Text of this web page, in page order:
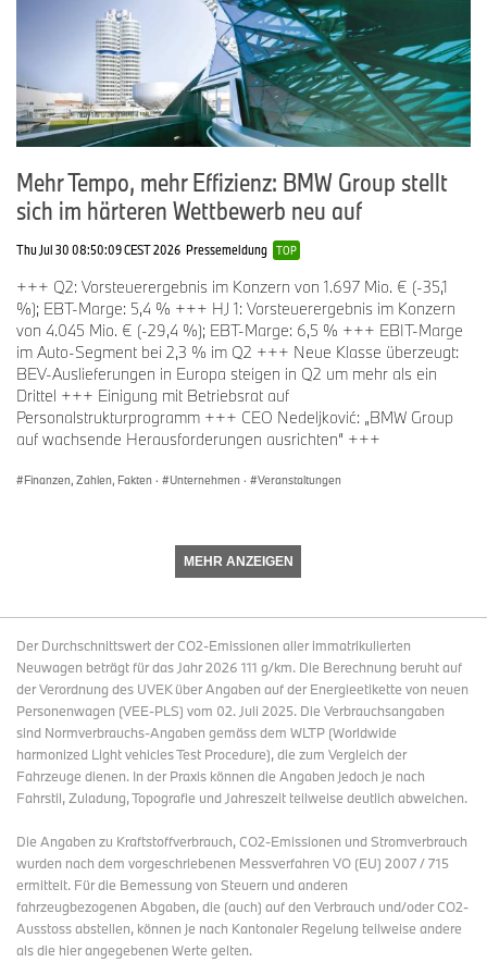
1.755 Mio. €(Q1/2025: 1.984 Mio. €;-11,5 %). Die
Forschungs-
und Entwicklungsquote (HGB)ging zurück auf5,7 %
(Q1/2025:
5,9 %). Wie geplant waren auch dieInvestitionenim ersten
Quartal mit1.723 Mio. €rückläufig (Q1/2025: 2.819 Mio. €; -38,9
%). DieInvestitionsquotebetrug2,0 %(Q1/2025: 3,6 %).
„Flexibilität und Umsetzungsgeschwindigkeit zählen zu den
Stärken der BMW Group. Die Neue Klasse, die stringente,
grundlegende Erneuerung unseres gesamten Fahrzeugportfolios
innerhalb kürzester Zeit, ist der beste Beweis dafür. Die
Wettbewerb und unsere Ertragskraft“, sagte Finanzvorstand
Walter Mertl. „Im wirtschaftlich anspruchsvollen Umfeld blicken
wir stets auf die Kosten. Wir setzen an diversen Stellhebeln im
Unternehmen an, und unser Kostenmanagement zielt auf
nachhaltige Wirkung.“
Die Hauptversammlung im Mai 2025 hat den Vorstand
neuen Ermächtigung genehmigte der Vorstand ein drittes
Aktienrückkaufprogramm mit einem Volumen von bis zu 2
abgeschlossen sein soll. Bis Dezember 2025 wurde die erste
Tranche an Aktien mit einem Wert von 750 Millionen Euro
zurückgekauft.
Die zweite Tranche an Aktien in Höhe von insgesamt 625 Mio.
Euro soll bis zum 31. August 2026 erworben werden. Zum 31.
März 2026 hielt die BMW AG Aktien mit einem Betrag von
nominal 12.225.269 Mio. Euro. Dies entspricht einem Anteil von
1,99 % des Grundkapitals zum 31. März 2026.
Konzern EBT trotz Zoll-Belastungen erneut deutlich über 2 Mrd. €
Das
Ergebnis vor Steuern (EBT) im Konzern betrug nach drei
Monaten
2.348 Mio. €
(Q1/2025: 3.113 Mio. €; -24,6 %). Damit
erzielte das Unternehmen in einem anspruchsvollen
wirtschaftlichen Umfeld erneut über 2 Mrd. € Ergebnisbeitrag. Die
Mehr Tempo, mehr Effizienz: BMW Group stellt
sich im härteren Wettbewerb neu auf
Thu Jul 30 08:50:09 CEST 2026 Pressemeldung TOP
+++ Q2: Vorsteuerergebnis im Konzern von 1.697 Mio. € (-35,1
%); EBT-Marge: 5,4 % +++ HJ 1: Vorsteuerergebnis im Konzern
von 4.045 Mio. € (-29,4 %); EBT-Marge: 6,5 % +++ EBIT-Marge
im Auto-Segment bei 2,3 % im Q2 +++ Neue Klasse überzeugt:
BEV-Auslieferungen in Europa steigen in Q2 um mehr als ein
Drittel +++ Einigung mit Betriebsrat auf
Personalstrukturprogramm +++ CEO Nedeljković: „BMW Group
auf wachsende Herausforderungen ausrichten“ +++
Finanzen, Zahlen, Fakten · Unternehmen · Veranstaltungen
MEHR ANZEIGEN
Der Durchschnittswert der CO2-Emissionen aller immatrikulierten
Neuwagen beträgt für das Jahr 2026 111 g/km. Die Berechnung beruht auf
der Verordnung des UVEK über Angaben auf der Energieetikette von neuen
Personenwagen (VEE-PLS) vom 02. Juli 2025. Die Verbrauchsangaben
sind Normverbrauchs-Angaben gemäss dem WLTP (Worldwide
harmonized Light vehicles Test Procedure), die zum Vergleich der
Fahrzeuge dienen. In der Praxis können die Angaben jedoch je nach
Fahrstil, Zuladung, Topografie und Jahreszeit teilweise deutlich abweichen.
Die Angaben zu Kraftstoffverbrauch, CO2-Emissionen und Stromverbrauch
wurden nach dem vorgeschriebenen Messverfahren VO (EU) 2007 / 715
ermittelt. Für die Bemessung von Steuern und anderen
fahrzeugbezogenen Abgaben, die (auch) auf den Verbrauch und/oder CO2-
Ausstoss abstellen, können je nach Kantonaler Regelung teilweise andere
als die hier angegebenen Werte gelten.